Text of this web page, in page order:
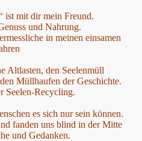
ist mit dir mein Freund.
und Nahrung.
in meinen einsamen
Altlasten, den Seelenmüll
Müllhaufen der Geschichte.
Seelen-Recycling.
es sich nur sein können.
fanden uns blind in der Mitte
und Gedanken.